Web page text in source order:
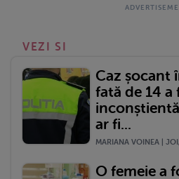
VEZI SI
Caz șocant
fată de 14 a
ar fi...
MARIANA VOINEA |
O femeie a